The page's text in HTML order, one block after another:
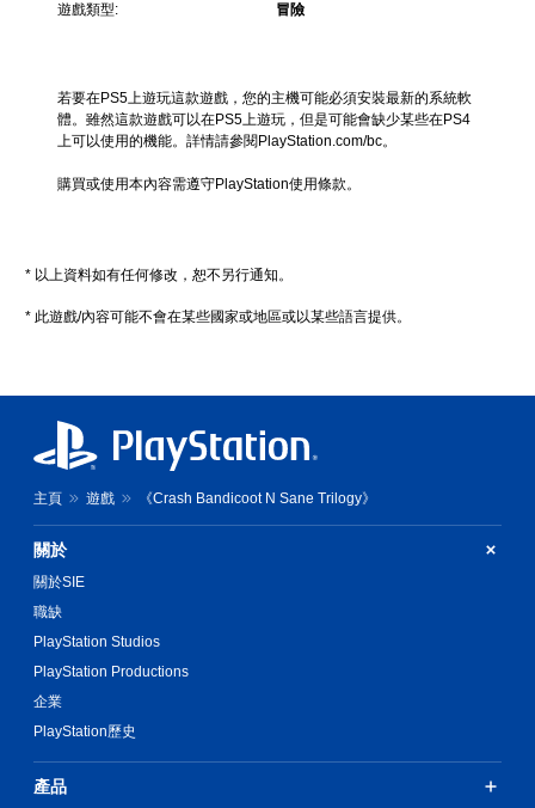
遊戲類型: 冒險
若要在PS5上遊玩這款遊戲，您的主機可能必須安裝最新的系統軟
體。雖然這款遊戲可以在PS5上遊玩，但是可能會缺少某些在PS4
上可以使用的機能。詳情請參閱PlayStation.com/bc。
購買或使用本內容需遵守PlayStation使用條款。
* 以上資料如有任何修改，恕不另行通知。
* 此遊戲/內容可能不會在某些國家或地區或以某些語言提供。
主頁 遊戲 《Crash Bandicoot N Sane Trilogy》
關於
關於SIE
職缺
PlayStation Studios
PlayStation Productions
企業
PlayStation歷史
產品